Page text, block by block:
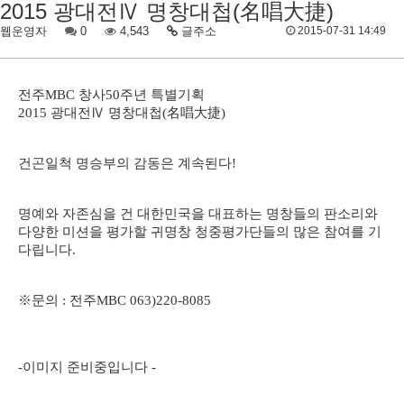
2015 광대전Ⅳ 명창대첩(名唱大捷)
웹운영자 0 4,543 글주소 2015-07-31 14:49
전주MBC 창사50주년 특별기획
2015 광대전 Ⅳ 명창대첩(名唱大捷)
건곤일척 명승부의 감동은 계속된다!
명예와 자존심을 건 대한민국을 대표하는 명창들의 판소리와
다양한 미션을 평가할 귀명창 청중평가단들의 많은 참여를 기
다립니다.
※문의 : 전주MBC 063)220-8085
-이미지 준비중입니다 -